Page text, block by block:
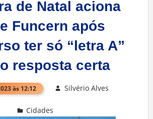
de Natal aciona
Funcern após
ter só “letra A”
resposta certa
às 12:12 Silvério Alves
Cidades